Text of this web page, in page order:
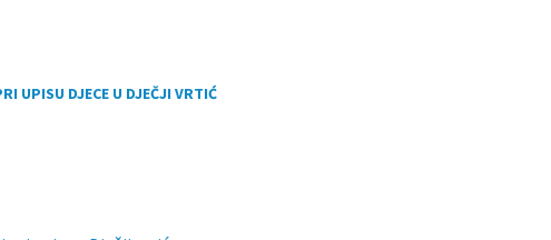
UPISU DJECE U DJEČJI VRTIĆ